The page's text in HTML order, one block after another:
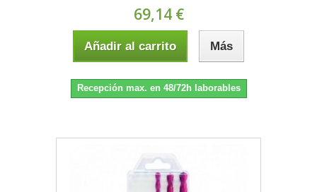
69,14 €
Añadir al carrito Más
Recepción max. en 48/72h laborables